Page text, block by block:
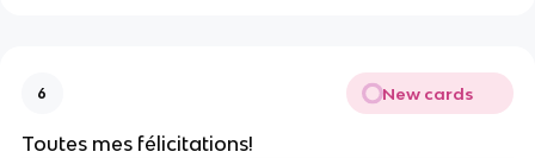
6 New cards
Toutes mes félicitations!